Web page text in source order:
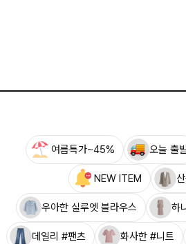
여름특가~45% 오늘 출
NEW ITEM
우아한 실루엣 블라우스 하
데일리 #팬츠 화사한 #니트